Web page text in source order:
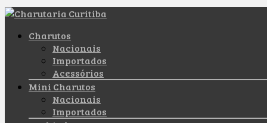
Charutos
Nacionais
Importados
Acessórios
Mini Charutos
Nacionais
Importados